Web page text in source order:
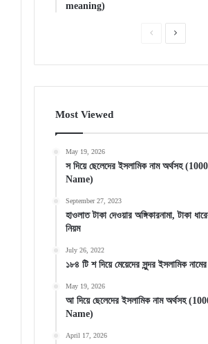
meaning)
PreviousNext
Most Viewed
May 19, 2026
স দিয়ে ছেলেদের ইসলামিক নাম অর্থসহ
Name)
September 27, 2023
হাওলাত টাকা দেওয়ার অঙ্গিকারনামা, টাকা
নিয়ম
July 26, 2022
১৮৪ টি শ দিয়ে মেয়েদের সুন্দর ইসলামিক
May 19, 2026
আ দিয়ে ছেলেদের ইসলামিক নাম অর্থসহ
Name)
April 17, 2026